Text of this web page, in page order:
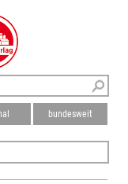
bundesweit